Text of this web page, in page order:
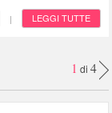
| LEGGI TUTTE
1 di 4